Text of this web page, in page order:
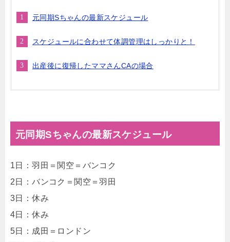
元同期Sちゃんの最新スケジュール
スケジュールに合わせて体調管理はしっかりと！
出産後に復帰したママさんCAの場合
元同期Sちゃんの最新スケジュール
1日：羽田＝関空＝バンコク
2日：バンコク＝関空＝羽田
3日：休み
4日：休み
5日：成田＝ロンドン